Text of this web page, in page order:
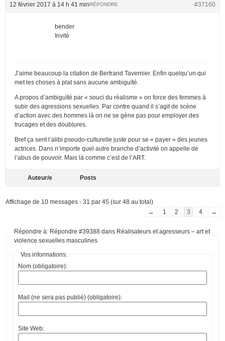
12 février 2017 à 14 h 41 min #37160
RÉPONDRE
bender
Invité
J’aime beaucoup la citation de Bertrand Tavernier. Enfin quelqu’un qui
met les choses à plat sans aucune ambiguïté.
A propos d’ambiguïté par « souci du réalisme » on force des femmes à
subir des agressions sexuelles. Par contre quand il s’agit de scène
d’action avec des hommes là on ne se gène pas pour employer des
trucages et des doublures.
Bref ça sent l’alibi pseudo-culturelle juste pour se « payer » des jeunes
actrices. Dans n’importe quel autre branche d’activité on appelle de
l’abus de pouvoir. Mais là comme c’est de l’ART.
Auteur/e Posts
Affichage de 10 messages - 31 par 45 (sur 48 au total)
←
1 2 3 4 →
Répondre à: Répondre #39388 dans Réalisateurs et agresseurs – art et
violence sexuelles masculines
Vos informations:
Nom (obligatoire):
Mail (ne sera pas publié) (obligatoire):
Site Web: